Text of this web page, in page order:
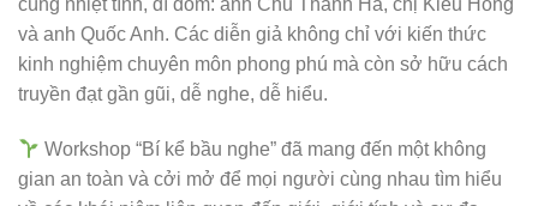
cùng nhiệt tình, dí dỏm: anh Chu Thanh Hà, chị Kiều Hồng
và anh Quốc Anh. Các diễn giả không chỉ với kiến thức
kinh nghiệm chuyên môn phong phú mà còn sở hữu cách
truyền đạt gần gũi, dễ nghe, dễ hiểu.
Workshop “Bí kể bầu nghe” đã mang đến một không
gian an toàn và cởi mở để mọi người cùng nhau tìm hiểu